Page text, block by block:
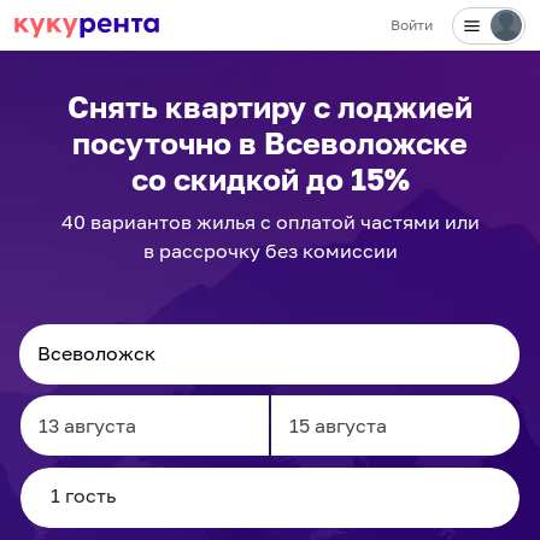
Войти
Снять квартиру с лоджией
посуточно в Всеволожске
со скидкой до 15%
40 вариантовжилья с оплатой частями или
в рассрочку без комиссии
Navigate
forward
to
Navigate
to